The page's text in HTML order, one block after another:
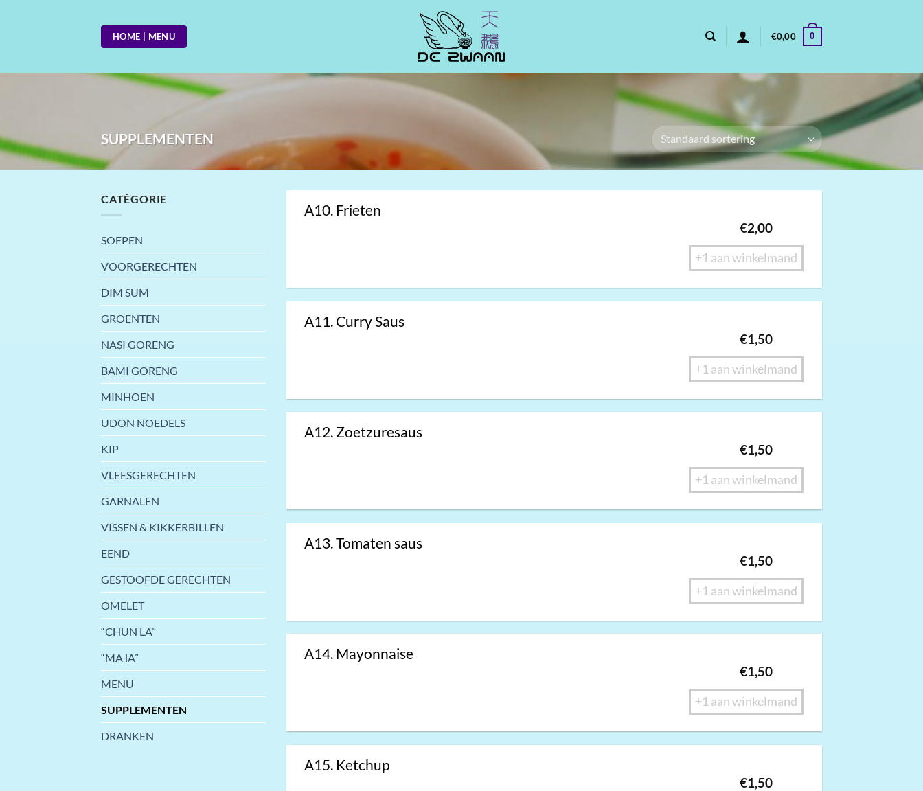
HOME | MENU €0,00 0
SUPPLEMENTEN
CATÉGORIE
SOEPEN
VOORGERECHTEN
DIM SUM
GROENTEN
NASI GORENG
BAMI GORENG
MINHOEN
UDON NOEDELS
KIP
VLEESGERECHTEN
GARNALEN
VISSEN & KIKKERBILLEN
EEND
GESTOOFDE GERECHTEN
OMELET
“CHUN LA”
“MA lA”
MENU
SUPPLEMENTEN
DRANKEN
A10. Frieten
€2,00
+1 aan winkelmand
A11. Curry Saus
€1,50
+1 aan winkelmand
A12. Zoetzuresaus
€1,50
+1 aan winkelmand
A13. Tomaten saus
€1,50
+1 aan winkelmand
A14. Mayonnaise
€1,50
+1 aan winkelmand
A15. Ketchup
€1,50